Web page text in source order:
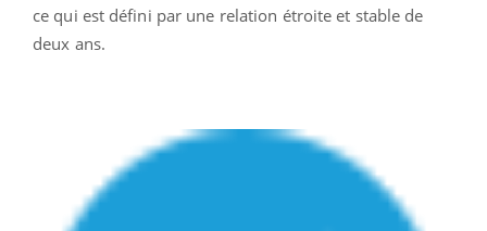
ce qui est défini par une relation étroite et stable de
deux ans.